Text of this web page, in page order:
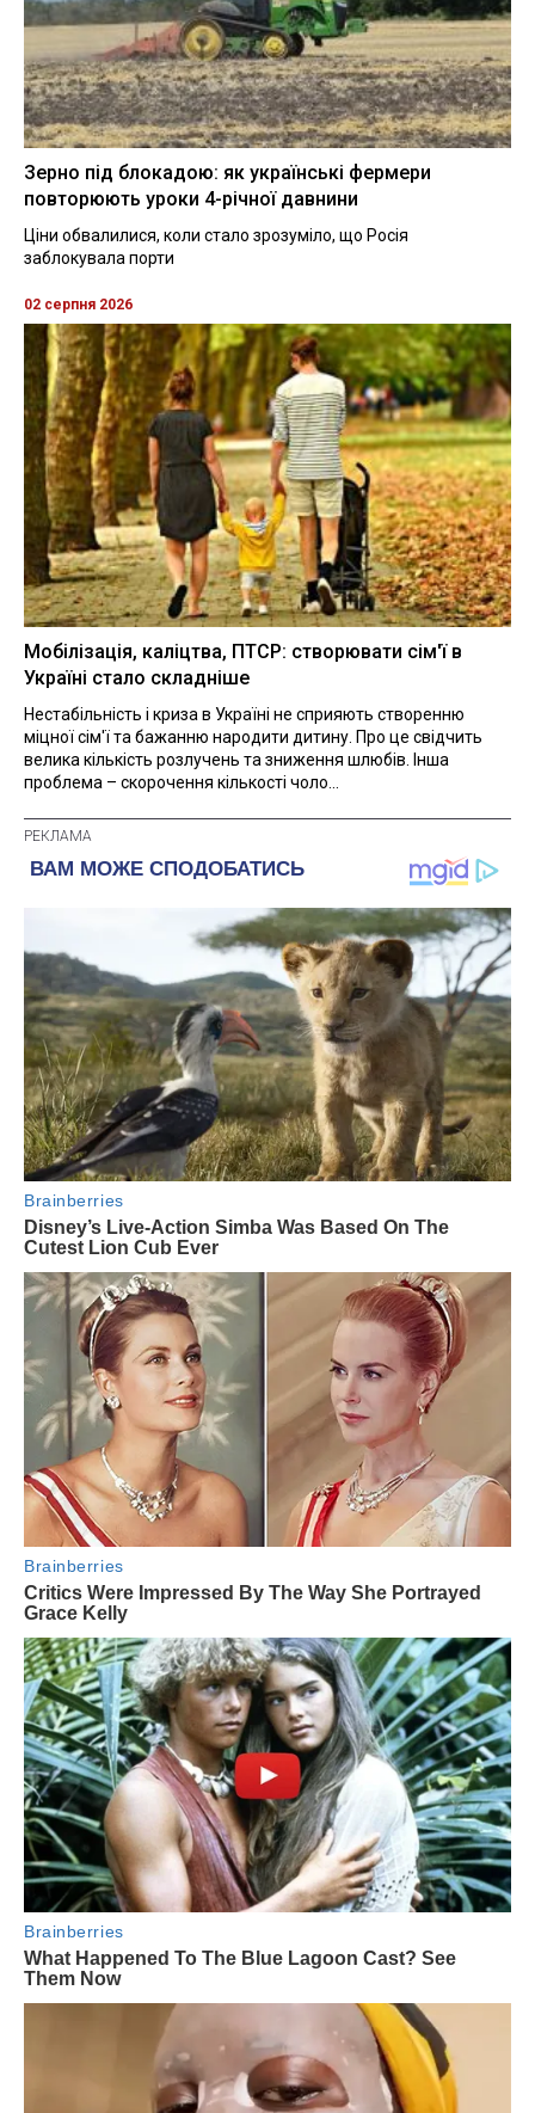
Зерно під блокадою: як українські фермери
повторюють уроки 4-річної давнини
Ціни обвалилися, коли стало зрозуміло, що Росія
заблокувала порти
02 серпня 2026
Мобілізація, каліцтва, ПТСР: створювати сім'ї в
Україні стало складніше
Нестабільність і криза в Україні не сприяють створенню
міцної сім'ї та бажанню народити дитину. Про це свідчить
велика кількість розлучень та зниження шлюбів. Інша
проблема – скорочення кількості чоло...